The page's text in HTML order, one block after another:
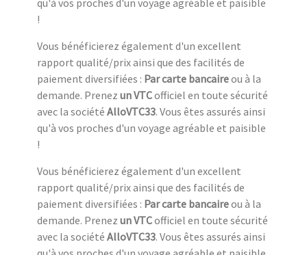
!
Vous bénéficierez également d'un excellent
rapport qualité/prix ainsi que des facilités de
paiement diversifiées : Par carte bancaireou à la
demande. Prenez un VTCofficiel en toute sécurité
avec la société AlloVTC33. Vous êtes assurés ainsi
qu'à vos proches d'un voyage agréable et paisible
!
Vous bénéficierez également d'un excellent
rapport qualité/prix ainsi que des facilités de
paiement diversifiées : Par carte bancaireou à la
demande. Prenez un VTCofficiel en toute sécurité
avec la société AlloVTC33. Vous êtes assurés ainsi